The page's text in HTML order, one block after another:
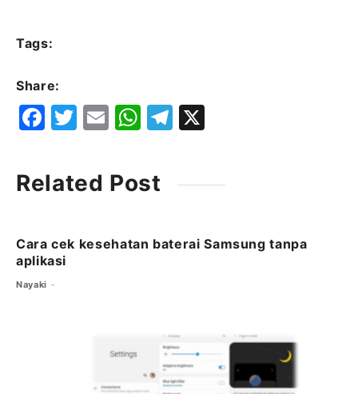
Tags:
Share:
F
c
e
o
o
k
T
t
r
E
ai
l
W
at
s
p
T
m
Related Post
Cara cek kesehatan baterai Samsung tanpa
aplikasi
Nayaki